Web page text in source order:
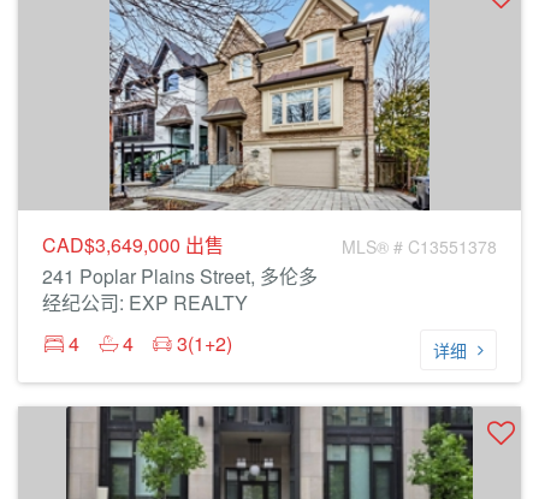
CAD$3,649,000 出售 MLS® # C13551378
241 Poplar Plains Street, 多伦多
经纪公司: EXP REALTY
4
4 3(1+2) 详细